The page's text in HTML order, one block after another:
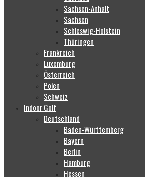
Sachsen-Anhalt
Sachsen
Schleswig-Holstein
Thüringen
Frankreich
Luxemburg
Österreich
Polen
Schweiz
Indoor Golf
Deutschland
Baden-Württemberg
Bayern
Berlin
Hamburg
Hessen